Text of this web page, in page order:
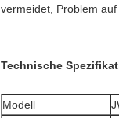
vermeidet, Problem
Technische
Modell